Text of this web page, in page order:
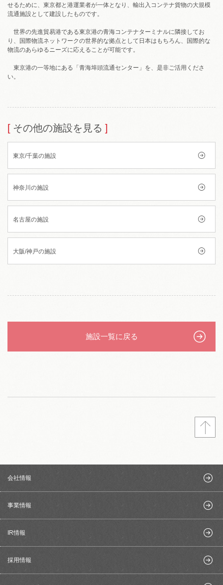
せるために、東京都と港運業者が一体となり、輸出入コンテナ貨物の大規模
流通施設として建設したものです。
世界の先進貿易港である東京港の青海コンテナターミナルに隣接してお
り、国際物流ネットワークの世界的な拠点として日本はもちろん、国際的な
物流のあらゆるニーズに応えることが可能です。
東京港の一等地にある「青海埠頭​流通センター」を、是非ご活用くださ
い。
その他の施設を見る
東京/千葉の施設
神奈川の施設
名古屋の施設
大阪/神戸の施設
施設一覧に戻る
会社情報
事業情報
IR情報
採用情報